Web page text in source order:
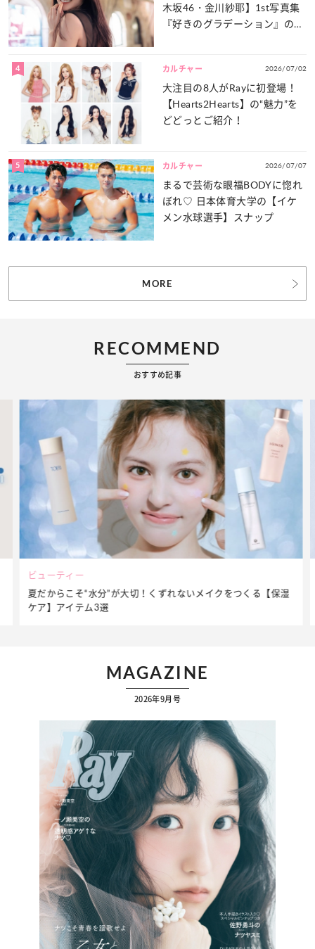
木坂46・金川紗耶】1st写真集
『好きのグラデーション』の魅
4 カルチャー 2026/07/02
大注目の8人がRayに初登場！
【Hearts2Hearts】の“魅力”を
どどっとご紹介！
5 カルチャー 2026/07/07
まるで芸術な眼福BODYに惚れ
ぼれ♡ 日本体育大学の【イケ
メン水球選手】スナップ
MORE
RECOMMEND
おすすめ記事
ファッション
簡単アレンジで別人顔に♡ こなれ感たっぷりの【そでロールア
ップ】着こなしテク
MAGAZINE
2026年9月号